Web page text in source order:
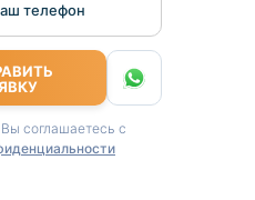
телефон
соглашаетесь с